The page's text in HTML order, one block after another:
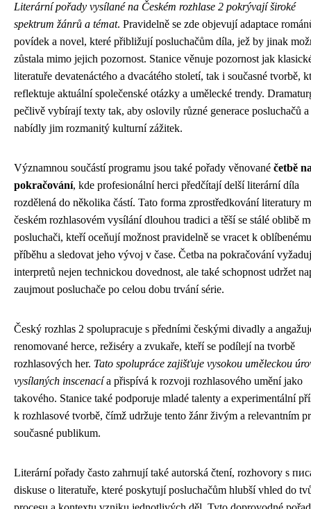
Literární pořady vysílané na Českém rozhlase 2 pokrývají široké
spektrum žánrů a témat. Pravidelně se zde objevují adaptace
povídek a novel, které přibližují posluchačům díla, jež by jinak
zůstala mimo jejich pozornost. Stanice věnuje pozornost jak
literatuře devatenáctého a dvacátého století, tak i současné tvorbě,
reflektuje aktuální společenské otázky a umělecké trendy.
pečlivě vybírají texty tak, aby oslovily různé generace posluchačů a
nabídly jim rozmanitý kulturní zážitek.
Významnou součástí programu jsou také pořady věnované četbě
pokračování, kde profesionální herci předčítají delší literární díla
rozdělená do několika částí. Tato forma zprostředkování literatury
českém rozhlasovém vysílání dlouhou tradici a těší se stálé oblibě
posluchači, kteří oceňují možnost pravidelně se vracet k oblíbenému
příběhu a sledovat jeho vývoj v čase. Četba na pokračování
interpretů nejen technickou dovednost, ale také schopnost udržet
zaujmout posluchače po celou dobu trvání série.
Český rozhlas 2 spolupracuje s předními českými divadly a
renomované herce, režiséry a zvukaře, kteří se podílejí na tvorbě
rozhlasových her. Tato spolupráce zajišťuje vysokou uměleckou
vysílaných inscenacía přispívá k rozvoji rozhlasového umění jako
takového. Stanice také podporuje mladé talenty a experimentální
k rozhlasové tvorbě, čímž udržuje tento žánr živým a relevantním
současné publikum.
Literární pořady často zahrnují také autorská čtení, rozhovory s
diskuse o literatuře, které poskytují posluchačům hlubší vhled do